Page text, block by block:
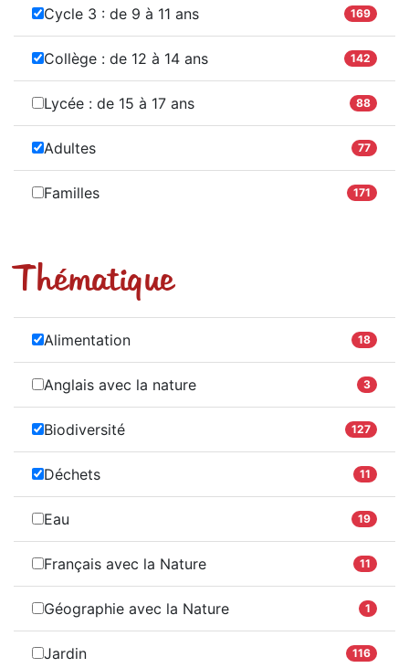
Cycle 3 : de 9 à 11 ans 169
Collège : de 12 à 14 ans 142
Lycée : de 15 à 17 ans 88
Adultes 77
Familles 171
Thématique
Alimentation 18
Anglais avec la nature 3
Biodiversité 127
Déchets 11
Eau 19
Français avec la Nature 11
Géographie avec la Nature 1
Jardin 116